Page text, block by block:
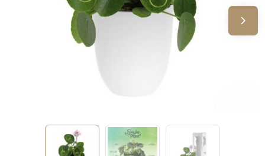
Voor de bouw
Zomergeschenken
Zomerpakketten